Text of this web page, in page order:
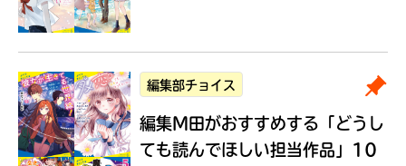
編集部チョイス
編集M田がおすすめする 「どうし
ても読んでほしい担当作品」10